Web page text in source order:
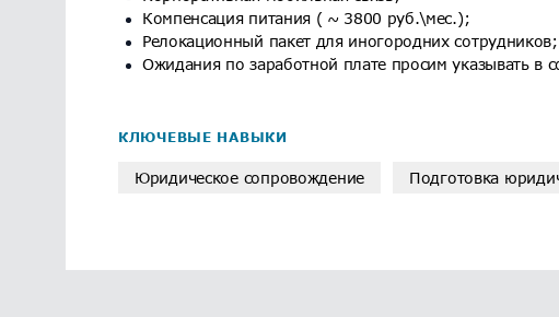
Компенсация питания ( ~ 3800 руб.\мес.);
Релокационный пакет для иногородних сотрудников;
Ожидания по заработной плате просим указывать в
КЛЮЧЕВЫЕ НАВЫКИ
Юридическое сопровождение Подготовка